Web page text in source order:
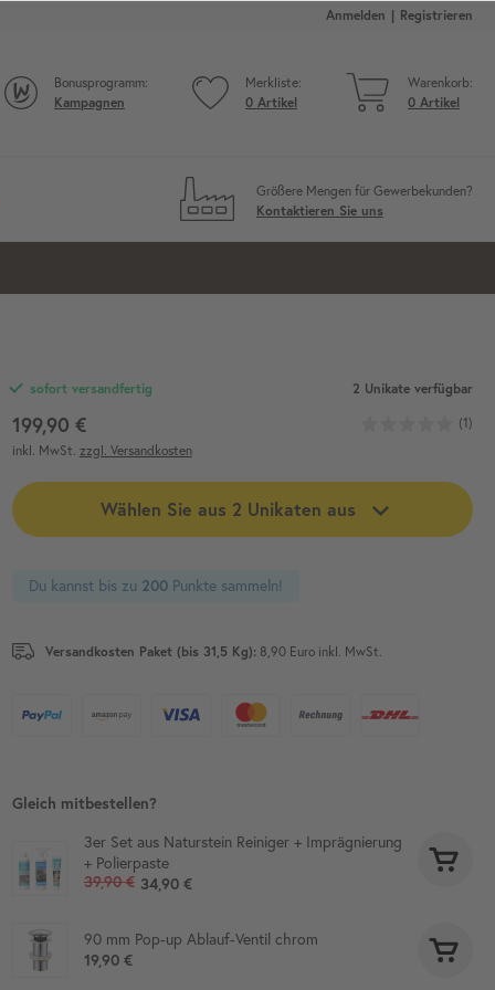
Anmelden Registrieren
Bonusprogramm:
Kampagnen
Merkliste:
0 Artikel
Warenkorb:
0 Artikel
Größere Mengen für Gewerbekunden?
Kontaktieren Sie uns
2 Unikate verfügbar
sofort versandfertig
199,90 €
(1)
inkl. MwSt. zzgl. Versandkosten
Wählen Sie aus 2 Unikaten aus
Du kannst bis zu 200Punkte sammeln!
Versandkosten Paket (bis 31,5 Kg): 8,90 Euro inkl. MwSt.
Gleich mitbestellen?
3er Set aus Naturstein Reiniger + Imprägnierung
+ Polierpaste
39,90 € 34,90 €
90 mm Pop-up Ablauf-Ventil chrom
19,90 €